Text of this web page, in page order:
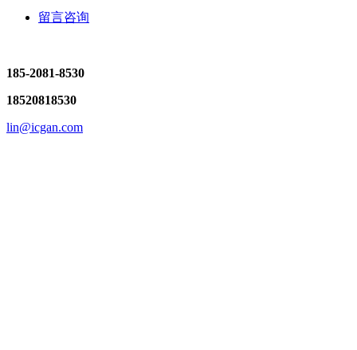
留言咨询
185-2081-8530
18520818530
lin@icgan.com